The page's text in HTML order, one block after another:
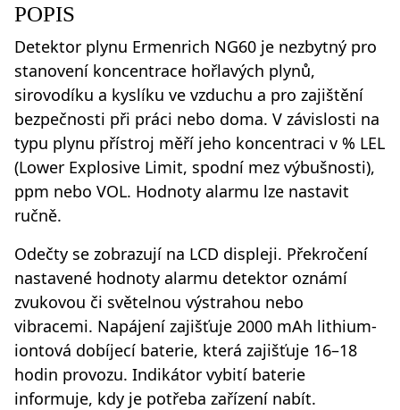
POPIS
Detektor plynu Ermenrich NG60 je nezbytný pro
stanovení koncentrace hořlavých plynů,
sirovodíku a kyslíku ve vzduchu a pro zajištění
bezpečnosti při práci nebo doma. V závislosti na
typu plynu přístroj měří jeho koncentraci v % LEL
(Lower Explosive Limit, spodní mez výbušnosti),
ppm nebo VOL. Hodnoty alarmu lze nastavit
ručně.
Odečty se zobrazují na LCD displeji. Překročení
nastavené hodnoty alarmu detektor oznámí
zvukovou či světelnou výstrahou nebo
vibracemi. Napájení zajišťuje 2000 mAh lithium-
iontová dobíjecí baterie, která zajišťuje 16–18
hodin provozu. Indikátor vybití baterie
informuje, kdy je potřeba zařízení nabít.